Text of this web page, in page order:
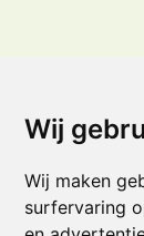
Wij
Wij maken
surfervaring